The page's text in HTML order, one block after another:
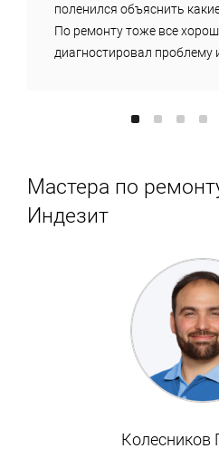
поленился объяснить
По ремонту тоже все
диагностировал проблему
Мастера по
Индезит
Колесников